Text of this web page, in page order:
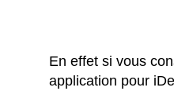
En effet si vous
application pour